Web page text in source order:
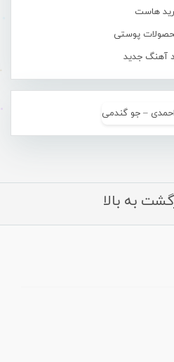
هاست
پوستی
آهنگ جدید
به بالا